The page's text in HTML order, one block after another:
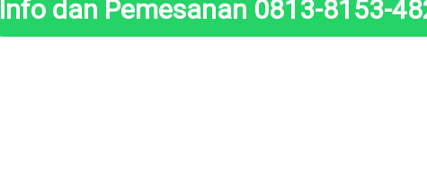
Info dan Pemesanan 0813-8153-